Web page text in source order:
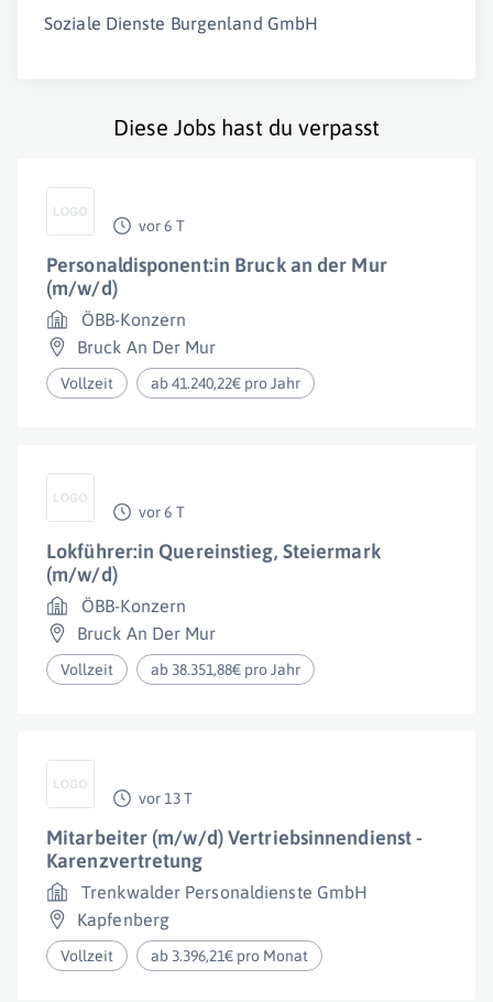
Soziale Dienste Burgenland GmbH
Diese Jobs hast du verpasst
vor 6 T
Personaldisponent:in Bruck an der Mur
(m/w/d)
ÖBB-Konzern
Bruck An Der Mur
Vollzeit ab 41.240,22€ pro Jahr
vor 6 T
Lokführer:in Quereinstieg, Steiermark
(m/w/d)
ÖBB-Konzern
Bruck An Der Mur
Vollzeit ab 38.351,88€ pro Jahr
vor 13 T
Mitarbeiter (m/w/d) Vertriebsinnendienst -
Karenzvertretung
Trenkwalder Personaldienste GmbH
Kapfenberg
Vollzeit ab 3.396,21€ pro Monat